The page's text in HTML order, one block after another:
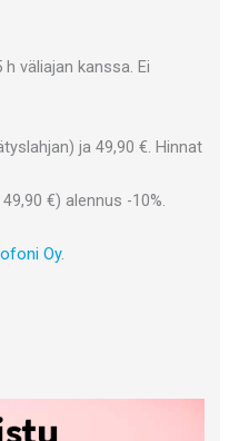
h väliajan kanssa. Ei
ja 49,90 €. Hinnat
€) alennus -10%.
Oy.